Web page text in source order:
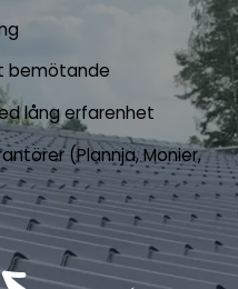
bemötande
lång erfarenhet
(Plannja, Monier,